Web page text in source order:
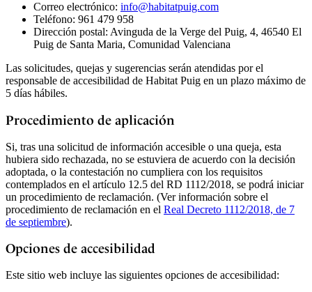
Correo electrónico: info@habitatpuig.com
Teléfono: 961 479 958
Dirección postal: Avinguda de la Verge del Puig, 4, 46540 El
Puig de Santa Maria, Comunidad Valenciana
Las solicitudes, quejas y sugerencias serán atendidas por el
responsable de accesibilidad de Habitat Puig en un plazo máximo de
5 días hábiles.
Procedimiento de aplicación
Si, tras una solicitud de información accesible o una queja, esta
hubiera sido rechazada, no se estuviera de acuerdo con la decisión
adoptada, o la contestación no cumpliera con los requisitos
contemplados en el artículo 12.5 del RD 1112/2018, se podrá iniciar
un procedimiento de reclamación. (Ver información sobre el
procedimiento de reclamación en el Real Decreto 1112/2018, de 7
de septiembre).
Opciones de accesibilidad
Este sitio web incluye las siguientes opciones de accesibilidad: